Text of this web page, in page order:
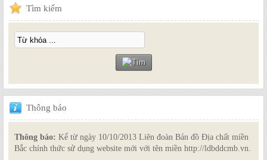
Tìm kiếm
Thông báo
Thông báo: Kể từ ngày 10/10/2013 Liên đoàn Bản đồ Địa chất miền
Bắc chính thức sử dụng website mới với tên miền http://ldbddcmb.vn.